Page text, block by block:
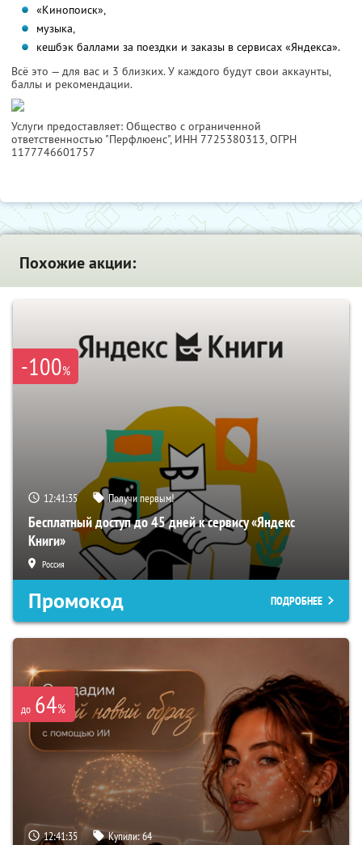
«Кинопоиск»,
музыка,
кешбэк баллами за поездки и заказы в сервисах «Яндекса».
Всё это — для вас и 3 близких. У каждого будут свои аккаунты,
баллы и рекомендации.
Услуги предоставляет: Общество с ограниченной
ответственностью "Перфлюенс", ИНН 7725380313, ОГРН
1177746601757
Похожие акции:
-100%
12:41:34 Получи первым!
Бесплатный доступ до 45 дней к сервису «Яндекс
Книги»
Россия
Промокод ПОДРОБНЕЕ
до 64%
12:41:34 Купили:64